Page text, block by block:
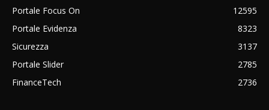
Portale Focus On
12595
Portale Evidenza
8323
Sicurezza
3137
Portale Slider
2785
FinanceTech
2736